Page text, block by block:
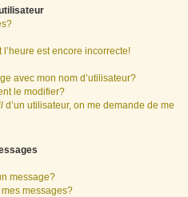
est encore incorrecte!
avec mon nom d’utilisateur?
le modifier?
d’un utilisateur, on me demande de me
message?
messages?